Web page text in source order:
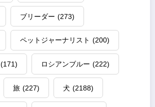
ブリーダー (273)
ペットジャーナリスト (200)
(171) ロシアンブルー (222)
旅 (227) 犬 (2188)